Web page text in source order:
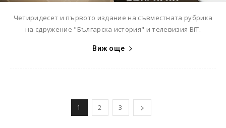
Четиридесет и първото издание на съвместната рубрика
на сдружение "Българска история" и телевизия BiT.
Виж още
1 2 3